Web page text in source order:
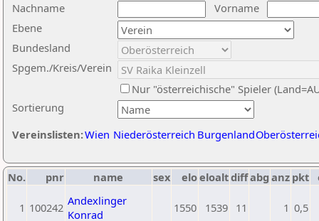
Nachname
Vorname
Ebene
Sortierung
Bundesland
Spgem./Kreis/Verein
Nur "österreichische" Spieler
Vereinslisten:Wien Niederösterreich Burgenland
No. pnr name sex eloeloaltdiffabg anz pkt
1 100242 Andexlinger
Konrad
1550 1539 11 1 0,5